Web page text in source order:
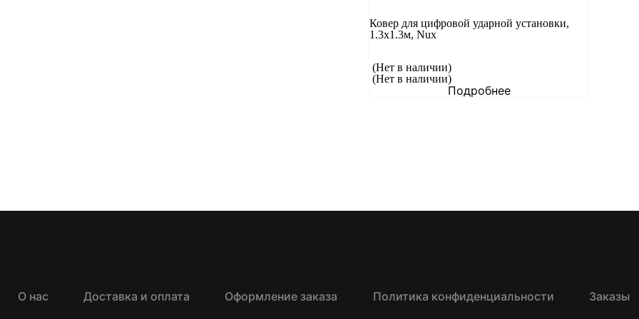
Ковер для цифровой ударной установки,
1.3х1.3м, Nux
(Нет в наличии)
(Нет в наличии)
Подробнее
О нас Доставка и оплата Оформление заказа Политика конфиденциальности Заказы